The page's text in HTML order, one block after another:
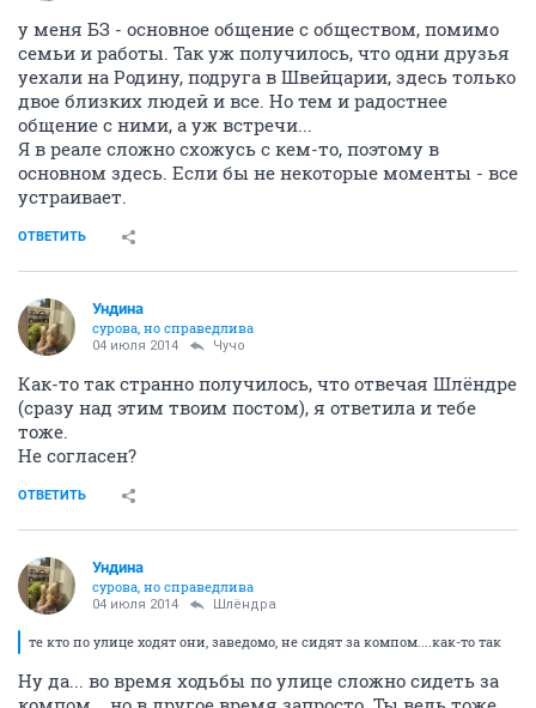
у меня БЗ - основное общение с обществом, помимо
семьи и работы. Так уж получилось, что одни друзья
уехали на Родину, подруга в Швейцарии, здесь только
двое близких людей и все. Но тем и радостнее
общение с ними, а уж встречи...
Я в реале сложно схожусь с кем-то, поэтому в
основном здесь. Если бы не некоторые моменты - все
устраивает.
ОТВЕТИТЬ
Ундинa
сурова, но справедлива
04 июля 2014 Чучо
Как-то так странно получилось, что отвечая Шлёндре
(сразу над этим твоим постом), я ответила и тебе
тоже.
Не согласен?
ОТВЕТИТЬ
Ундинa
сурова, но справедлива
04 июля 2014 Шлёндра
те кто по улице ходят они, заведомо, не сидят за компом....как-то так
Ну да... во время ходьбы по улице сложно сидеть за